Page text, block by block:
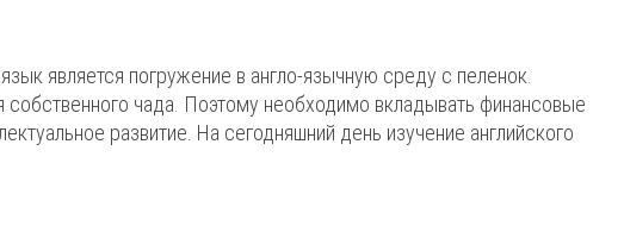
является погружение в англо-язычную среду с пеленок.
чада. Поэтому необходимо вкладывать финансовые
развитие. На сегодняшний день изучение английского